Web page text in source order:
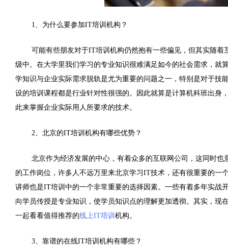
1、为什么要参加IT培训机构？
可能有些朋友对于IT培训机构仍然抱有一些偏见，但其实随
级中。在大学里我们学习的专业知识很难满足如今的社会需求，
学知识与企业实际需求脱轨是尤为重要的问题之一，特别是对于技
设的培训课程都是行业针对性很强的。因此就算是计算机科班出身
此来掌握企业实际用人所要求的技术。
2、北京的IT培训机构有哪些优势？
北京作为经济发展的中心，有着众多的互联网公司，这同时也
的工作岗位，许多人不远万里来北京学习IT技术，还有很重要的一
讲师也是IT培训中的一个非常重要的选择因素。一些有着多年实战
向学员传授是专业知识，使学员知识点的理解更加透彻。其实，现
一起看看值得推荐的线上IT培训 机构。
3、靠谱的在线IT培训机构有哪些？